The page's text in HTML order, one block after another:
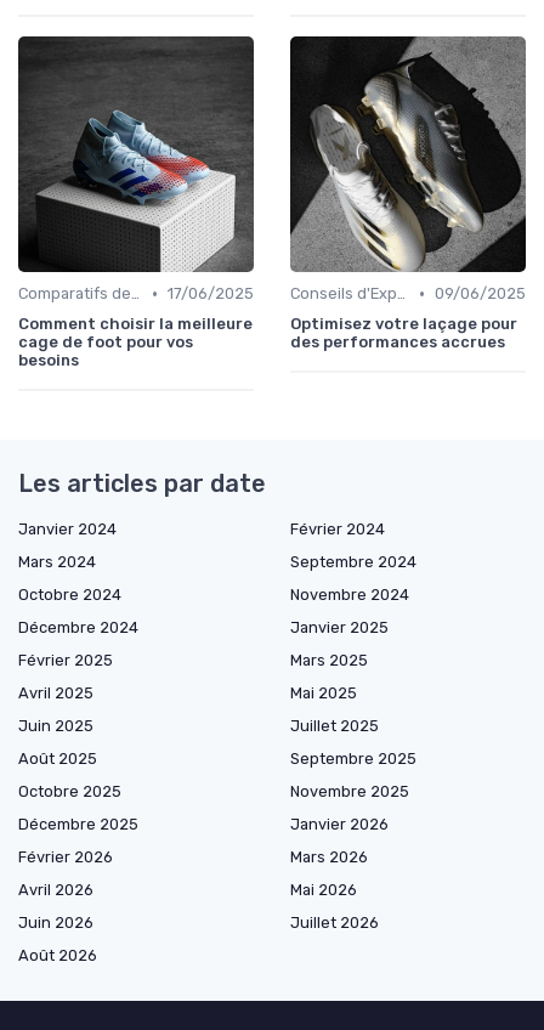
Comparatifs de Prix et de Modèles • 17/06/2025
Comment choisir la meilleure
cage de foot pour vos
besoins
Conseils d'Experts • 09/06/2025
Optimisez votre laçage pour
des performances accrues
Les articles par date
Janvier 2024
Février 2024
Mars 2024
Septembre 2024
Octobre 2024
Novembre 2024
Décembre 2024
Janvier 2025
Février 2025
Mars 2025
Avril 2025
Mai 2025
Juin 2025
Juillet 2025
Août 2025
Septembre 2025
Octobre 2025
Novembre 2025
Décembre 2025
Janvier 2026
Février 2026
Mars 2026
Avril 2026
Mai 2026
Juin 2026
Juillet 2026
Août 2026